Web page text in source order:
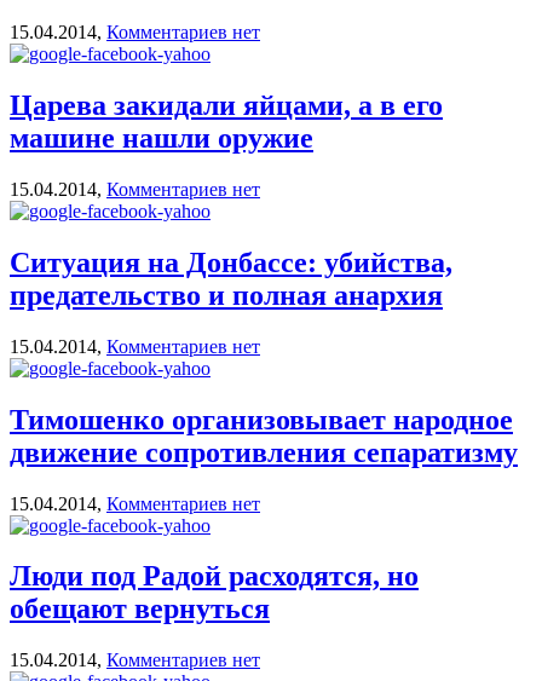
15.04.2014, Комментариев нет
Царева закидали яйцами, а в его
машине нашли оружие
15.04.2014, Комментариев нет
Ситуация на Донбассе: убийства,
предательство и полная анархия
15.04.2014, Комментариев нет
Тимошенко организовывает народное
движение сопротивления сепаратизму
15.04.2014, Комментариев нет
Люди под Радой расходятся, но
обещают вернуться
15.04.2014, Комментариев нет